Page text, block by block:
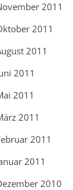
2011
2011
2011
2011
2011
2011
2011
2011
2010